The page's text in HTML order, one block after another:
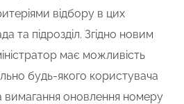
відбору в цих
та підрозділ. Згідно новим
має можливість
будь-якого користувача
вимагання оновлення номеру